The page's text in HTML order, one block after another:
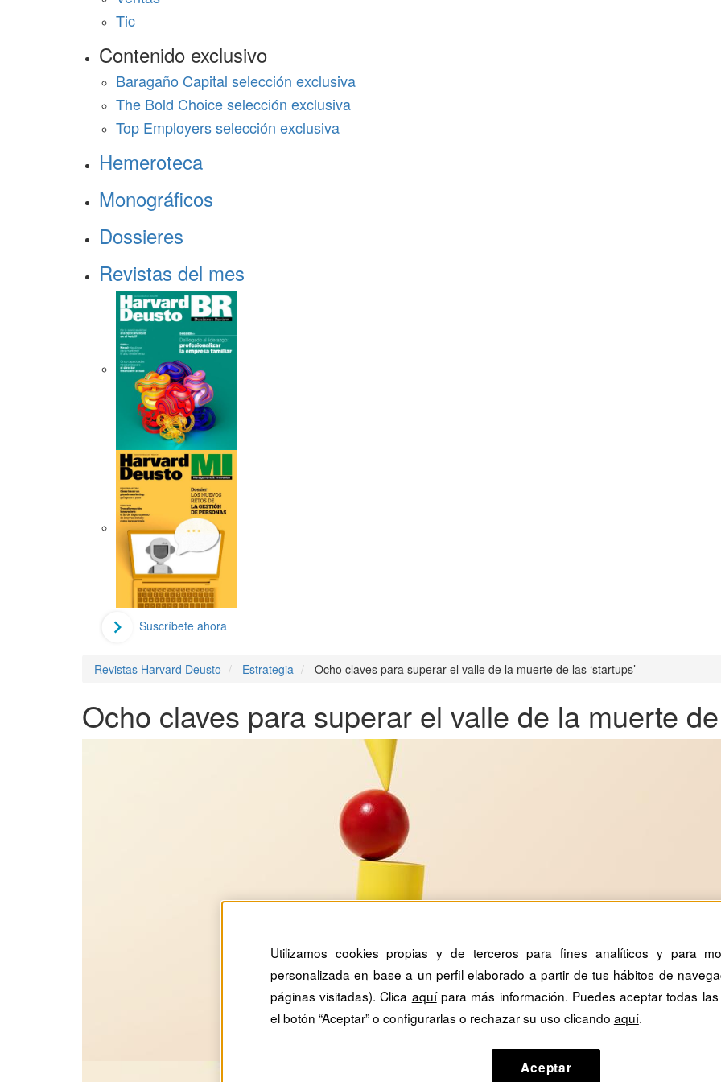
Tic
Contenido exclusivo
Baragaño Capital selección exclusiva
The Bold Choice selección exclusiva
Top Employers selección exclusiva
Hemeroteca
Monográficos
Dossieres
Revistas del mes
Suscríbete ahora
Revistas Harvard Deusto Estrategia Ocho claves para superar el valle de la muerte de las ‘startups’
Ocho claves para superar el valle de la muerte de
Utilizamos cookies propias y de terceros para fines analíticos y para
personalizada en base a un perfil elaborado a partir de tus hábitos de
páginas visitadas). Clica aquípara más información. Puedes aceptar todas
el botón “Aceptar” o configurarlas o rechazar su uso clicando aquí.
Aceptar